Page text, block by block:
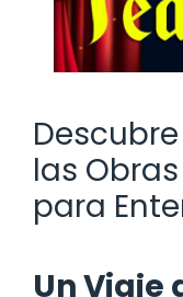
las
para
Un Viaje